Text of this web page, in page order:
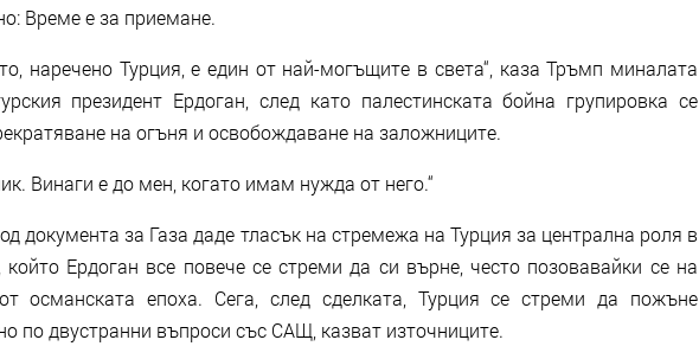
Време е за приемане.
наречено Турция, е един от най-могъщите в света“, каза Тръмп миналата
президент Ердоган, след като палестинската бойна групировка се
на огъня и освобождаване на заложниците.
Винаги е до мен, когато имам нужда от него.“
документа за Газа даде тласък на стремежа на Турция за централна роля в
който Ердоган все повече се стреми да си върне, често позовавайки се на
османската епоха. Сега, след сделката, Турция се стреми да пожъне
по двустранни въпроси със САЩ, казват източниците.